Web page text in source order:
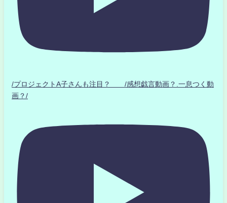
/プロジェクトA子さんも注目？ /感想戯言動画？.一息つく動
画？/